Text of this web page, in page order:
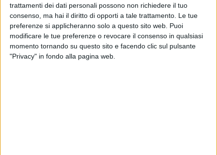
trattamenti dei dati personali possono non richiedere il tuo
consenso, ma hai il diritto di opporti a tale trattamento. Le tue
preferenze si applicheranno solo a questo sito web. Puoi
modificare le tue preferenze o revocare il consenso in qualsiasi
momento tornando su questo sito e facendo clic sul pulsante
"Privacy" in fondo alla pagina web.
Un cittadino